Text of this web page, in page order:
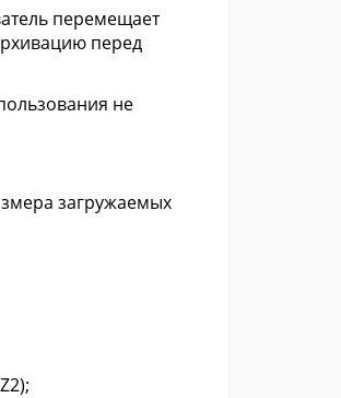
перемещает
перед
не
загружаемых